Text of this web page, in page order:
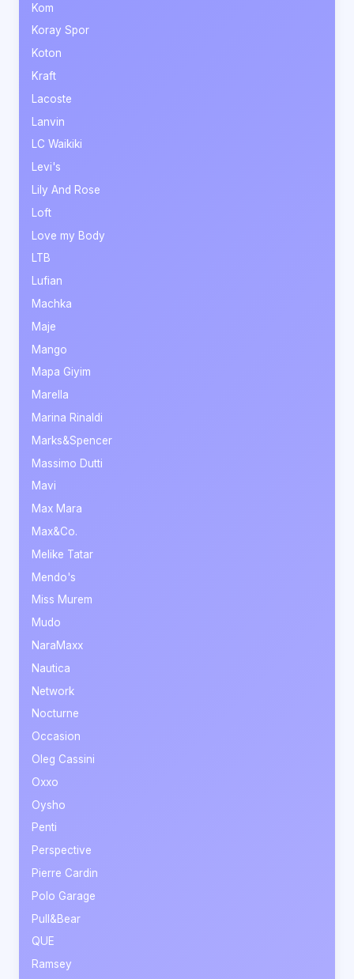
Kom
Koray Spor
Koton
Kraft
Lacoste
Lanvin
LC Waikiki
Levi's
Lily And Rose
Loft
Love my Body
LTB
Lufian
Machka
Maje
Mango
Mapa Giyim
Marella
Marina Rinaldi
Marks&Spencer
Massimo Dutti
Mavi
Max Mara
Max&Co.
Melike Tatar
Mendo's
Miss Murem
Mudo
NaraMaxx
Nautica
Network
Nocturne
Occasion
Oleg Cassini
Oxxo
Oysho
Penti
Perspective
Pierre Cardin
Polo Garage
Pull&Bear
QUE
Ramsey